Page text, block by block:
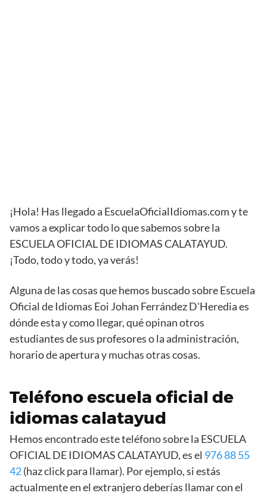
¡Hola! Has llegado a EscuelaOficialIdiomas.com y te
vamos a explicar todo lo que sabemos sobre la
ESCUELA OFICIAL DE IDIOMAS CALATAYUD.
¡Todo, todo y todo, ya verás!
Alguna de las cosas que hemos buscado sobre Escuela
Oficial de Idiomas Eoi Johan Ferrández D'Heredia es
dónde esta y como llegar, qué opinan otros
estudiantes de sus profesores o la administración,
horario de apertura y muchas otras cosas.
Teléfono escuela oficial de
idiomas calatayud
Hemos encontrado este teléfono sobre la ESCUELA
OFICIAL DE IDIOMAS CALATAYUD, es el 976 88 55
42(haz click para llamar). Por ejemplo, si estás
actualmente en el extranjero deberías llamar con el